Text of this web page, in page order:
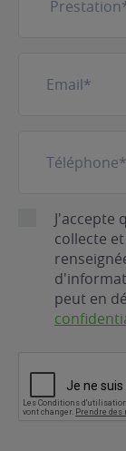
mail(Nécessaire)
RGPDJ'accepte
collecte
peut en